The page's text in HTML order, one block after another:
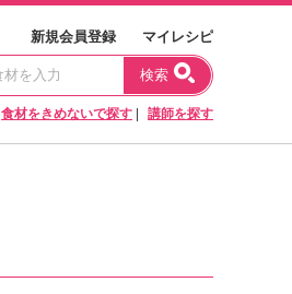
新規会員登録 マイレシピ
検索
食材をきめないで探す 講師を探す